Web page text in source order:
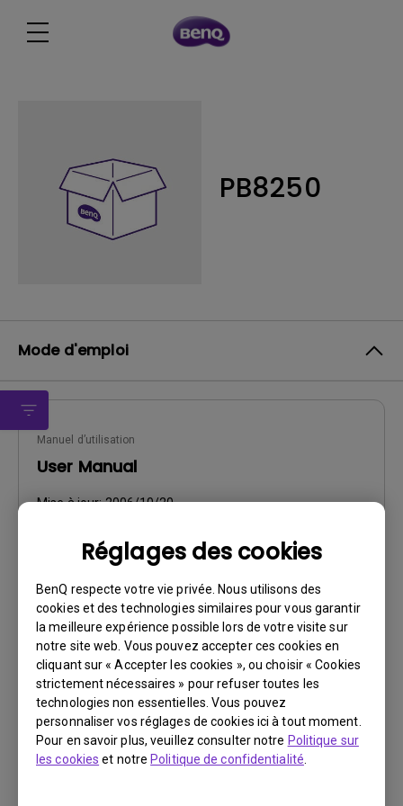
Réglages des cookies
BenQ respecte votre vie privée. Nous utilisons des
cookies et des technologies similaires pour vous garantir
la meilleure expérience possible lors de votre visite sur
notre site web. Vous pouvez accepter ces cookies en
cliquant sur « Accepter les cookies », ou choisir « Cookies
strictement nécessaires » pour refuser toutes les
technologies non essentielles. Vous pouvez
personnaliser vos réglages de cookies ici à tout moment.
Pour en savoir plus, veuillez consulter notre Politique sur
les cookies et notre Politique de confidentialité
PB8250
Mode d'emploi
Manuel d’utilisation
User Manual
Mise à jour:2006/10/20
Taille du fichier: 2.52 MB
Aperçu
Manuel d’utilisation
Manuel d'utilisation